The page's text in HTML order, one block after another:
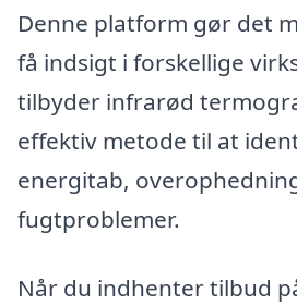
Denne platform gør det
få indsigt i forskellige
tilbyder infrarød
effektiv metode til at
energitab,
fugtproblemer.
Når du indhenter tilbud